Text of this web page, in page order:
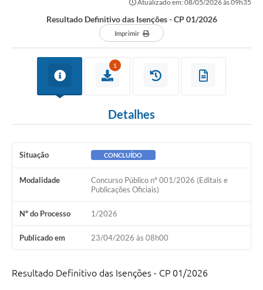
Editais
A Nossa Cidade
Ambiente
Turismo
Tributos
Lançadoria
Atualizado em: 08/05/2026 às 09h35
Resultado Definitivo das Isenções - CP 01/2026
Imprimir
1
Detalhes
Situação CONCLUÍDO
Modalidade
Concurso Público nº 001/2026 (Editais e
Publicações Oficiais)
Nº do Processo 1/2026
Publicado em 23/04/2026 às 08h00
Resultado Definitivo das Isenções - CP 01/2026